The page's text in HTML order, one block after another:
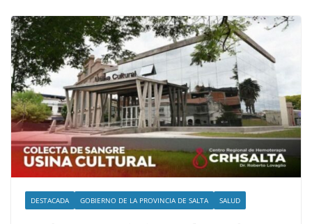
DESTACADA GOBIERNO DE LA PROVINCIA DE SALTA SALUD